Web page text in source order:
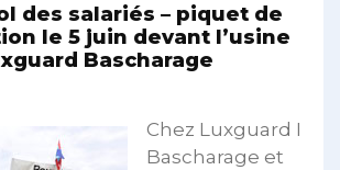
des salariés – piquet de
le 5 juin devant l’usine
Bascharage
Chez Luxguard I
Bascharage et